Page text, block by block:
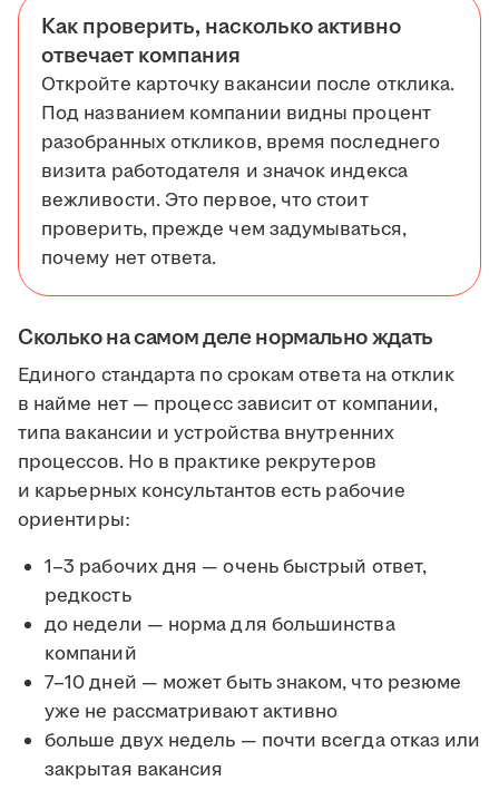
Как проверить, насколько активно
отвечает компания
Откройте карточку вакансии после отклика.
Под названием компании видны процент
разобранных откликов, время последнего
визита работодателя и значок индекса
вежливости. Это первое, что стоит
проверить, прежде чем задумываться,
почему нет ответа.
Сколько на самом деле нормально ждать
Единого стандарта по срокам ответа на отклик
в найме нет — процесс зависит от компании,
типа вакансии и устройства внутренних
процессов. Но в практике рекрутеров
и карьерных консультантов есть рабочие
ориентиры:
1–3 рабочих дня — очень быстрый ответ,
редкость
до недели — норма для большинства
компаний
7–10 дней — может быть знаком, что резюме
уже не рассматривают активно
больше двух недель — почти всегда отказ или
закрытая вакансия